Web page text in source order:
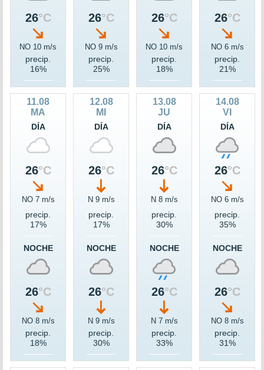
26°C
NO 10 m/s
precip.
16%
26°C
NO 9 m/s
precip.
25%
26°C
NO 10 m/s
precip.
18%
26°C
NO 6 m/s
precip.
21%
11.08
MA
DÍA
26°C
NO 7 m/s
precip.
17%
NOCHE
26°C
NO 8 m/s
precip.
18%
12.08
MI
DÍA
26°C
N 9 m/s
precip.
17%
NOCHE
26°C
N 9 m/s
precip.
30%
13.08
JU
DÍA
26°C
N 8 m/s
precip.
30%
NOCHE
26°C
N 7 m/s
precip.
33%
14.08
VI
DÍA
26°C
NO 6 m/s
precip.
35%
NOCHE
26°C
NO 8 m/s
precip.
31%